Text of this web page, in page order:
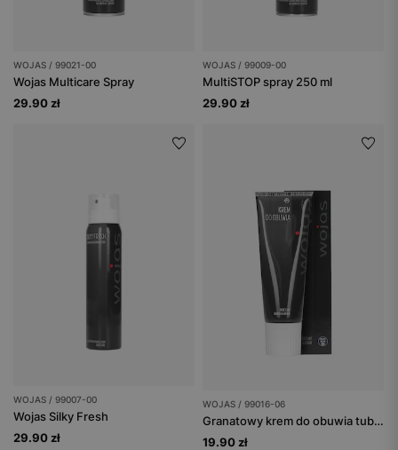
WOJAS / 99021-00
Wojas Multicare Spray
29.90 zł
WOJAS / 99009-00
MultiSTOP spray 250 ml
29.90 zł
WOJAS / 99007-00
Wojas Silky Fresh
29.90 zł
WOJAS / 99016-06
Granatowy krem do obuwia tuba 75 ml
19.90 zł